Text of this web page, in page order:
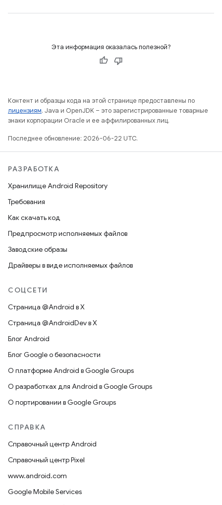
Эта информация оказалась полезной?
Контент и образцы кода на этой странице предоставлены по
лицензиям. Java и OpenJDK – это зарегистрированные товарные
знаки корпорации Oracle и ее аффилированных лиц.
Последнее обновление: 2026-06-22 UTC.
РАЗРАБОТКА
Хранилище Android Repository
Требования
Как скачать код
Предпросмотр исполняемых файлов
Заводские образы
Драйверы в виде исполняемых файлов
СОЦСЕТИ
Страница @Android в X
Страница @AndroidDev в X
Блог Android
Блог Google о безопасности
О платформе Android в Google Groups
О разработках для Android в Google Groups
О портировании в Google Groups
СПРАВКА
Справочный центр Android
Справочный центр Pixel
www.android.com
Google Mobile Services